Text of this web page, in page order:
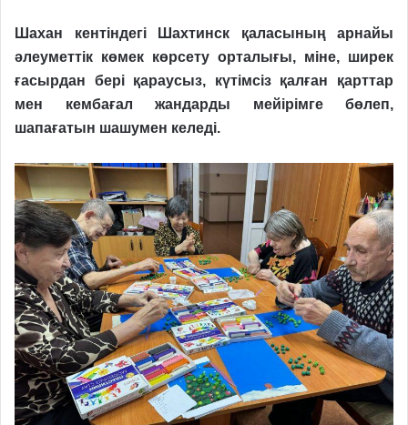
Шахан кентіндегі Шахтинск қаласының арнайы
әлеуметтік көмек көрсету орталығы, міне, ширек
ғасырдан бері қараусыз, күтімсіз қалған қарттар
мен кембағал жандарды мейірімге бөлеп,
шапағатын шашумен келеді.